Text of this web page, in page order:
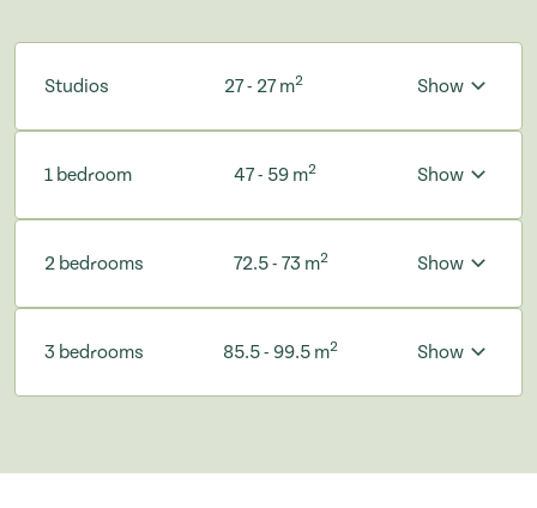
Studios 27 - 27 m2 Show
1 bedroom 47 - 59 m2 Show
2 bedrooms 72.5 - 73 m2 Show
3 bedrooms 85.5 - 99.5 m2 Show